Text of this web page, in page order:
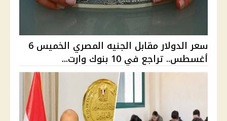
سعر الدولار مقابل الجنيه المصري الخميس 6
أغسطس.. تراجع في 10 بنوك وارت...